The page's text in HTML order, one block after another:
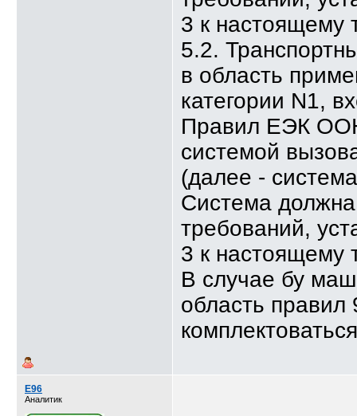
3 к настоящему
5.2.
в область
категории N1,
Правил ЕЭК
системой
(далее -
Система
требований,
3 к настоящему
В случае бу
область
E96
Аналитик